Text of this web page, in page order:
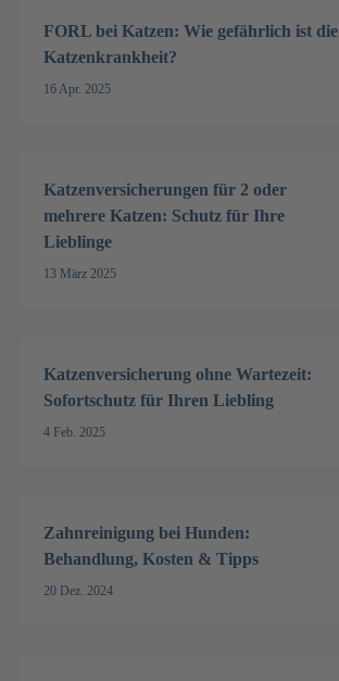
FORL bei Katzen: Wie gefährlich ist die
Katzenkrankheit?
16 Apr. 2025
Katzenversicherungen für 2 oder
mehrere Katzen: Schutz für Ihre
Lieblinge
13 März 2025
Katzenversicherung ohne Wartezeit:
Sofortschutz für Ihren Liebling
4 Feb. 2025
Zahnreinigung bei Hunden:
Behandlung, Kosten & Tipps
20 Dez. 2024